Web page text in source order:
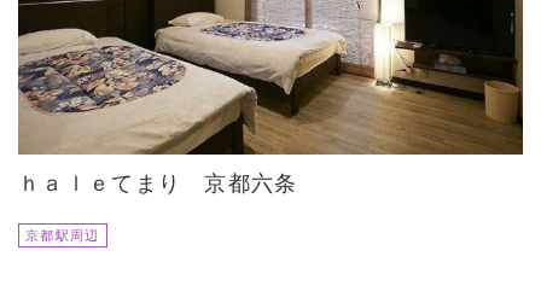
ｈａｌｅてまり 京都六条
京都駅周辺